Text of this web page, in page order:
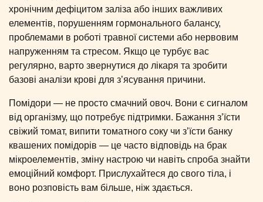
хронічним дефіцитом заліза або інших важливих
елементів, порушенням гормонального балансу,
проблемами в роботі травної системи або нервовим
напруженням та стресом. Якщо це турбує вас
регулярно, варто звернутися до лікаря та зробити
базові аналізи крові для з’ясування причини.
Помідори — не просто смачний овоч. Вони є сигналом
від організму, що потребує підтримки. Бажання з’їсти
свіжий томат, випити томатного соку чи з’їсти банку
квашених помідорів — це часто відповідь на брак
мікроелементів, зміну настрою чи навіть спроба знайти
емоційний комфорт. Прислухайтеся до свого тіла, і
воно розповість вам більше, ніж здається.